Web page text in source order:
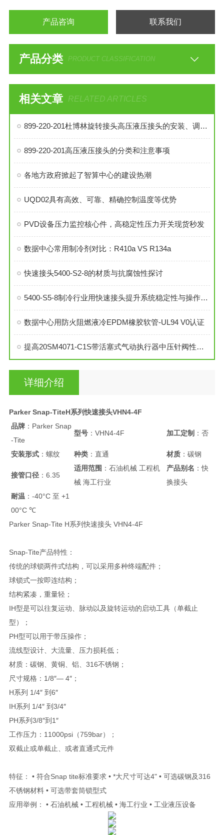
产品咨询 联系我们
产品分类 PRODUCT CLASSIFICATION
相关文章 RELATED ARTICLES
899-220-201杜博林旋转接头高压液压接头的安装、调试与维护技巧
899-220-201高压液压接头的分类和注意事项
各地方政府掀起了智算中心的建设热潮
UQD02具有高效、可靠、精确控制温度等优势
PVD设备压力监控核心件，高稳定性压力开关现货秒发
数据中心常用制冷剂对比：R410a VS R134a
快速接头5400-S2-8的材质与抗腐蚀性探讨
5400-S5-8制冷行业用快速接头提升系统稳定性与操作便捷性
数据中心用防火阻燃液冷EPDM橡胶软管-UL94 V0认证
提高20SM4071-C1S带活塞式气动执行器中压针阀性能的技巧
详细介绍
Parker Snap-TiteH系列快速接头VHN4-4F
品牌：Parker Snap
-Tite
型号：VHN4-4F 加工定制：否
安装形式：螺纹 种类：直通 材质：碳钢
接管口径：6.35
适用范围 ：石油机械 工程机
械 海工行业
产品别名 ：快
换接头
耐温 ：-40°C 至 +1
00°C ℃
Parker Snap-Tite H系列快速接头 VHN4-4F
Snap-Tite产品特性：
传统的球锁两件式结构，可以采用多种终端配件；
球锁式一按即连结构；
结构紧凑，重量轻；
IH型是可以往复运动、脉动以及旋转运动的启动工具（单截止
型）；
PH型可以用于带压操作；
流线型设计、大流量、压力损耗低；
材质：碳钢、黄铜、铝、316不锈钢；
尺寸规格：1/8″— 4″；
H系列 1/4″ 到6″
IH系列 1/4″ 到3/4″
PH系列3/8″到1″
工作压力：11000psi（759bar）；
双截止或单截止、或者直通式元件
特征： • 符合Snap tite标准要求 • *大尺寸可达4" • 可选碳钢及316
不锈钢材料 • 可选带套筒锁型式
应用举例： • 石油机械 • 工程机械 • 海工行业 • 工业液压设备